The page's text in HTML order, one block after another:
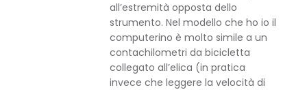
all’estremità opposta dello
strumento. Nel modello che ho io il
computerino è molto simile a un
contachilometri da bicicletta
collegato all’elica (in pratica
invece che leggere la velocità di